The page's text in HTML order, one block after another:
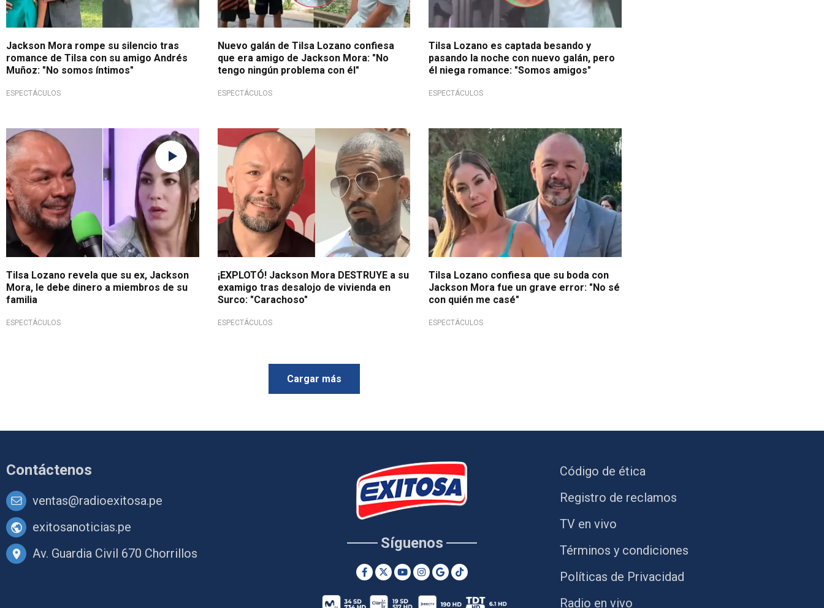
Jackson Mora rompe su silencio tras
romance de Tilsa con su amigo Andrés
Muñoz: "No somos íntimos"
ESPECTÁCULOS
Nuevo galán de Tilsa Lozano confiesa
que era amigo de Jackson Mora: "No
tengo ningún problema con él"
ESPECTÁCULOS
Tilsa Lozano es captada besando y
pasando la noche con nuevo galán, pero
él niega romance: "Somos amigos"
ESPECTÁCULOS
¡Qué fuerte!
Tilsa Lozano revela que su ex, Jackson
Mora, le debe dinero a miembros de su
familia
ESPECTÁCULOS
Despotricó con todo
¡EXPLOTÓ! Jackson Mora DESTRUYE a su
examigo tras desalojo de vivienda en
Surco: "Carachoso"
ESPECTÁCULOS
¡Qué fuerte!
Tilsa Lozano confiesa que su boda con
Jackson Mora fue un grave error: "No sé
con quién me casé"
ESPECTÁCULOS
Cargar más
Contáctenos
ventas@radioexitosa.pe
exitosanoticias.pe
Av. Guardia Civil 670 Chorrillos
Síguenos
Código de ética
Registro de reclamos
TV en vivo
Términos y condiciones
Políticas de Privacidad
Radio en vivo